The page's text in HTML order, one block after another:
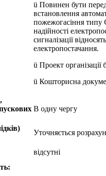
ü Повинен бути
встановлення
пожежогасіння типу
надійності
сигналізації
електропостачання.
ü Проект організації
ü Кошторисна
В одну чергу
Уточняється
відсутні